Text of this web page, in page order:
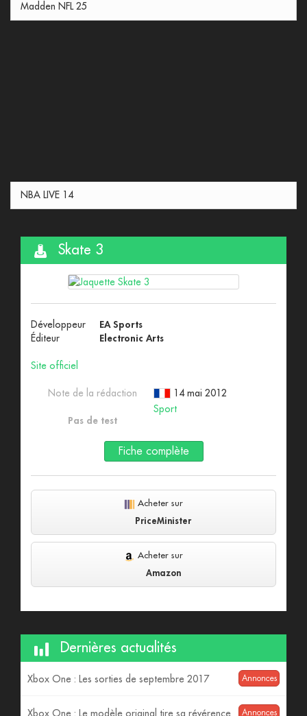
Madden NFL 25
NBA LIVE 14
Skate 3
Développeur
EA Sports
Éditeur
Electronic Arts
Site officiel
14 mai 2012
Sport
Note de la rédaction
Pas de test
Fiche complète
Acheter sur
PriceMinister
Acheter sur
Amazon
Dernières actualités
Annonces
Xbox One : Les sorties de septembre 2017
Annonces
Xbox One : Le modèle original tire sa révérence